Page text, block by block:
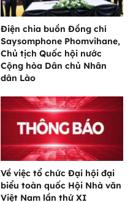
Điện chia buồn Đồng chí
Saysomphone Phomvihane,
Chủ tịch Quốc hội nước
Cộng hòa Dân chủ Nhân
dân Lào
Về việc tổ chức Đại hội đại
biểu toàn quốc Hội Nhà văn
Việt Nam lần thứ XI